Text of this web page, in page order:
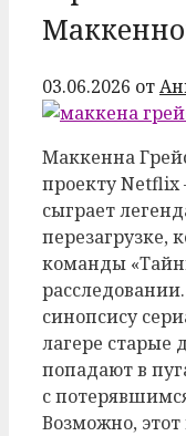
03.06.2026 от
Маккенна
проекту Netflix
сыграет
перезагрузке,
команды
синопсису
лагере старые
попадают в
с
Возможно,